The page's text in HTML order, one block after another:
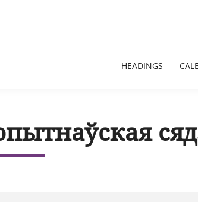
HEADINGS